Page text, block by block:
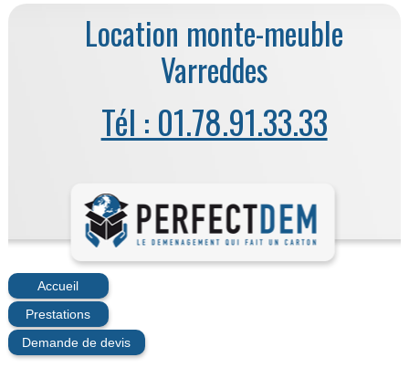
Location monte-meuble
Varreddes
Tél : 01.78.91.33.33
Accueil
Prestations
Demande de devis